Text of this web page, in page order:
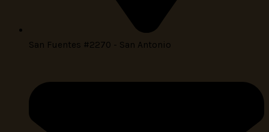
San Fuentes #2270 - San Antonio